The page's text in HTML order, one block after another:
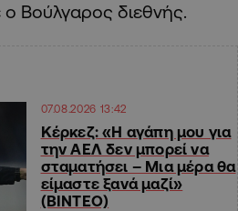
ο Βούλγαρος διεθνής.
07.08.2026 13:42
Κέρκεζ: «Η αγάπη μου για
την ΑΕΛ δεν μπορεί να
σταματήσει – Μια μέρα θα
είμαστε ξανά μαζί»
(ΒΙΝΤΕΟ)